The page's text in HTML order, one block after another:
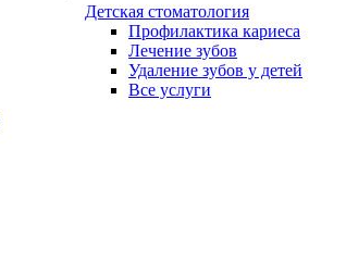
Детская стоматология
Профилактика кариеса
Лечение зубов
Удаление зубов у детей
Все услуги